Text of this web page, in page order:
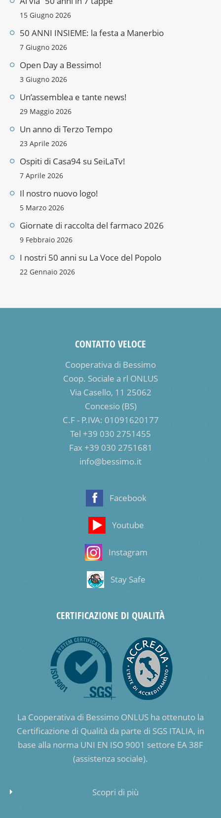
15 Giugno 2026
50 ANNI INSIEME: la festa a Manerbio
7 Giugno 2026
Open Day a Bessimo!
3 Giugno 2026
Un’assemblea e tante news!
29 Maggio 2026
Un anno di Terzo Tempo
23 Aprile 2026
Ospiti di Casa94 su SeiLaTv!
7 Aprile 2026
Il nostro nuovo logo!
5 Marzo 2026
Giornate di raccolta del farmaco 2026
9 Febbraio 2026
I nostri 50 anni su La Voce del Popolo
22 Gennaio 2026
CONTATTO VELOCE
Cooperativa di Bessimo
Coop. Sociale a rl ONLUS
Via Casello, 11 25062
Concesio (BS)
C.F - P.IVA: 01091620177
Tel +39 030 2751455
Fax +39 030 2751681
info@bessimo.it
Facebook
Youtube
Instagram
Stay Safe
CERTIFICAZIONE DI QUALITÀ
La Cooperativa di Bessimo ONLUS ha ottenuto la
Certificazione di Qualità da parte di SGS ITALIA, in
base alla norma UNI EN ISO 9001 settore EA 38F
(assistenza sociale).
Scopri di più